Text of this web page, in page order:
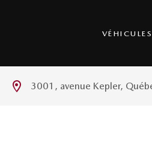
3001, avenue Kepler,